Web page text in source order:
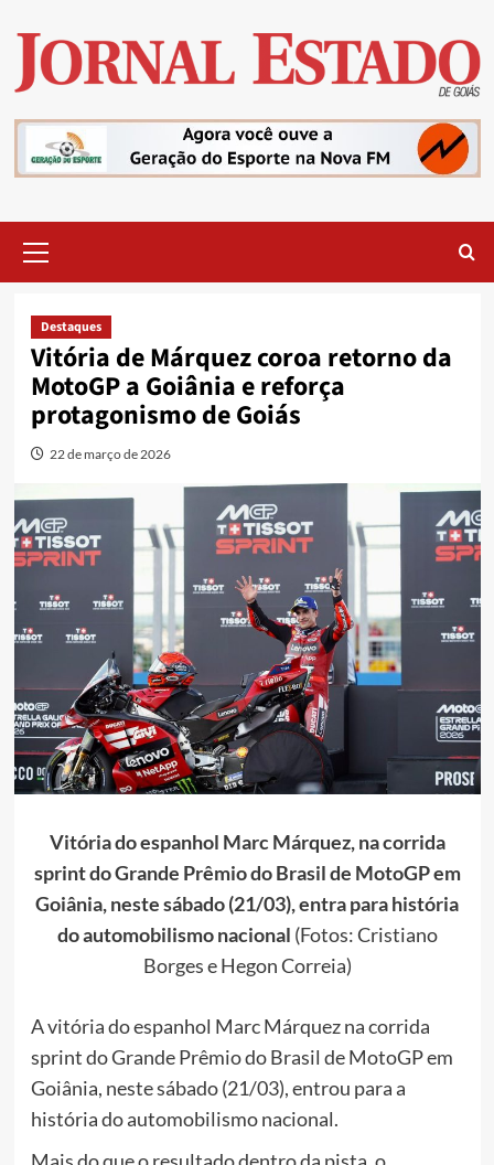
content
Menu
Destaques
Vitória de Márquez coroa retorno da
MotoGP a Goiânia e reforça
protagonismo de Goiás
22 de março de 2026
Vitória do espanhol Marc Márquez, na corrida
sprint do Grande Prêmio do Brasil de MotoGP em
Goiânia, neste sábado (21/03), entra para história
do automobilismo nacional (Fotos: Cristiano
Borges e Hegon Correia)
A vitória do espanhol Marc Márquez na corrida
sprint do Grande Prêmio do Brasil de MotoGP em
Goiânia, neste sábado (21/03), entrou para a
história do automobilismo nacional.